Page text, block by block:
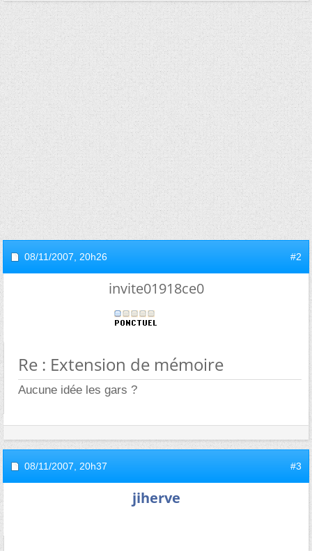
08/11/2007, 20h26 #2
invite01918ce0
Re : Extension de mémoire
Aucune idée les gars ?
08/11/2007, 20h37 #3
jiherve